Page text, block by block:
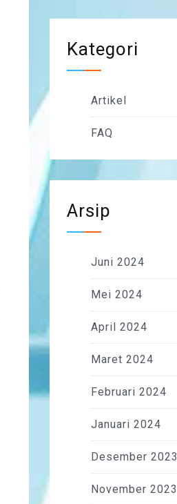
Kategori
Artikel
FAQ
Arsip
Juni 2024
Mei 2024
April 2024
Maret 2024
Februari 2024
Januari 2024
Desember 2023
November 2023